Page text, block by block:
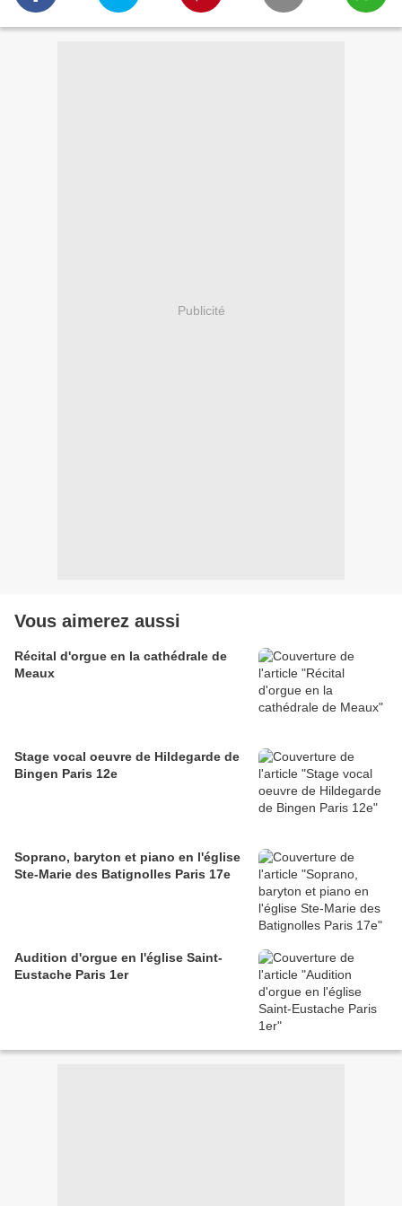
Publicité
Vous aimerez aussi
Récital d'orgue en la cathédrale de
Meaux
Stage vocal oeuvre de Hildegarde de
Bingen Paris 12e
Soprano, baryton et piano en l'église
Ste-Marie des Batignolles Paris 17e
Audition d'orgue en l'église Saint-
Eustache Paris 1er